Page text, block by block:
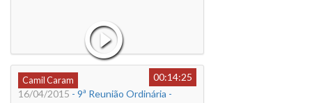
Camil Caram
00:14:25
16/04/2015 - 9ª Reunião Ordinária -